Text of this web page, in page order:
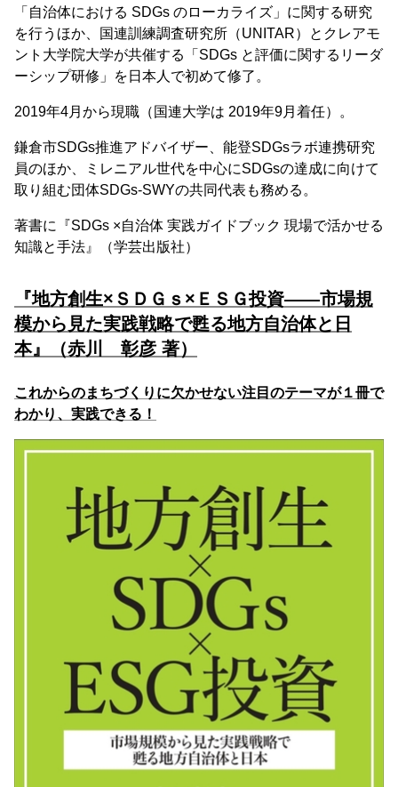
「自治体における SDGs のローカライズ」に関する研究
を行うほか、国連訓練調査研究所（UNITAR）とクレアモ
ント大学院大学が共催する「SDGs と評価に関するリーダ
ーシップ研修」を日本人で初めて修了。
2019年4月から現職（国連大学は 2019年9月着任）。
鎌倉市SDGs推進アドバイザー、能登SDGsラボ連携研究
員のほか、ミレニアル世代を中心にSDGsの達成に向けて
取り組む団体SDGs-SWYの共同代表も務める。
著書に『SDGs ×自治体 実践ガイドブック 現場で活かせる
知識と手法』（学芸出版社）
『地方創生×ＳＤＧｓ×ＥＳＧ投資――市場規
模から見た実践戦略で甦る地方自治体と日
本』（赤川 彰彦 著）
これからのまちづくりに欠かせない注目のテーマが１冊で
わかり、実践できる！